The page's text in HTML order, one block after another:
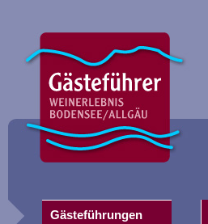
Gästeführungen